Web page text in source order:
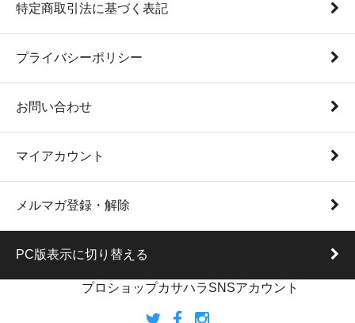
特定商取引法に基づく表記
プライバシーポリシー
お問い合わせ
マイアカウント
メルマガ登録・解除
PC版表示に切り替える
プロショップカサハラSNSアカウント